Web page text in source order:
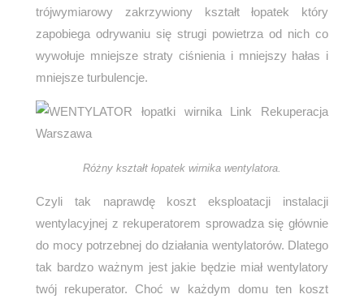
trójwymiarowy zakrzywiony kształt łopatek który
zapobiega odrywaniu się strugi powietrza od nich co
wywołuje mniejsze straty ciśnienia i mniejszy hałas i
mniejsze turbulencje.
Różny kształt łopatek wirnika wentylatora.
Czyli tak naprawdę koszt eksploatacji instalacji
wentylacyjnej z rekuperatorem sprowadza się głównie
do mocy potrzebnej do działania wentylatorów. Dlatego
tak bardzo ważnym jest jakie będzie miał wentylatory
twój rekuperator. Choć w każdym domu ten koszt